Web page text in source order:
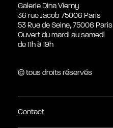
Galerie Dina Vierny
36 rue Jacob 75006 Paris
53 Rue de Seine, 75006 Paris
Ouvert du mardi au samedi
de 11h à 19h
© tous droits réservés
Contact